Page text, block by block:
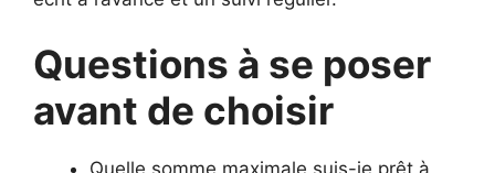
Questions à se poser
avant de choisir